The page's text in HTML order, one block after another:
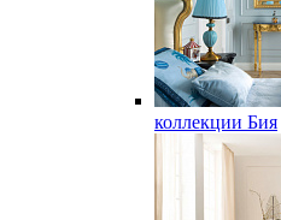
коллекции Бия